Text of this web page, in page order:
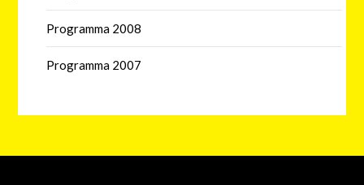
Programma 2008
Programma 2007